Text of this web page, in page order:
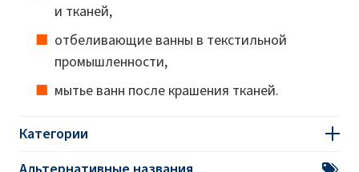
и тканей,
отбеливающие ванны в текстильной
промышленности,
мытье ванн после крашения тканей.
Категории